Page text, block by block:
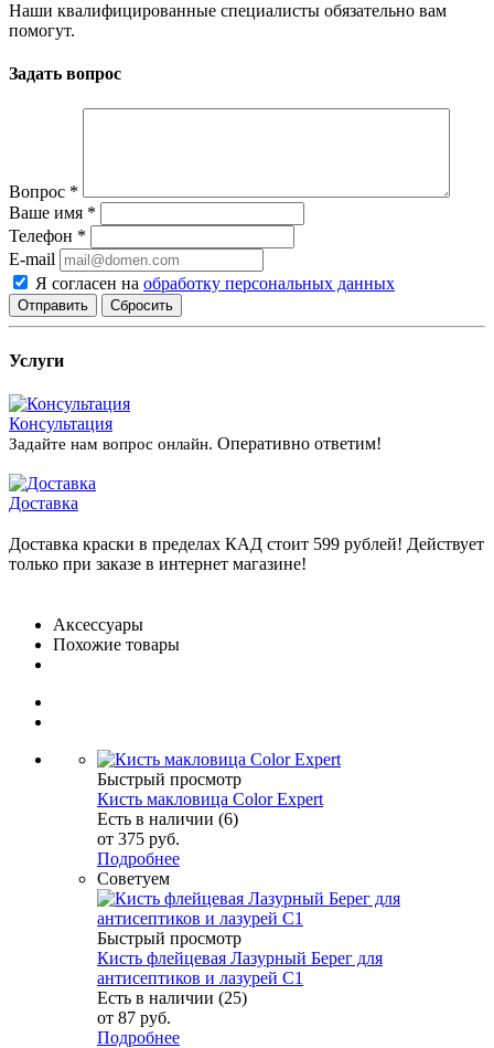
Наши квалифицированные специалисты обязательно вам
помогут.
Задать вопрос
Вопрос *
Ваше имя *
Телефон *
E-mail
Я согласен на обработку персональных данных
Сбросить
Услуги
Консультация
Задайте нам вопрос онлайн. Оперативно ответим!
Доставка
Доставка краски в пределах КАД стоит 599 рублей! Действует
только при заказе в интернет магазине!
Аксессуары
Похожие товары
Быстрый просмотр
Кисть макловица Color Expert
Есть в наличии (6)
от 375 руб.
Подробнее
Советуем
Быстрый просмотр
Кисть флейцевая Лазурный Берег для
антисептиков и лазурей C1
Есть в наличии (25)
от 87 руб.
Подробнее